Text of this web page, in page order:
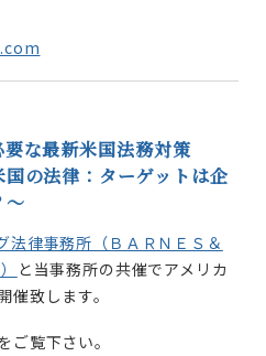
な最新米国法務対策
の法律：ターゲットは企
～
法律事務所（ＢＡＲＮＥＳ＆
と当事務所の共催でアメリカ
致します。
ご覧下さい。